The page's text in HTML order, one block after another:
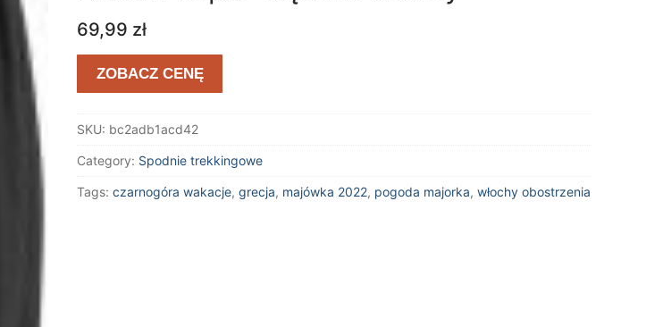
69,99 zł
ZOBACZ CENĘ
SKU: bc2adb1acd42
Category: Spodnie trekkingowe
Tags: czarnogóra wakacje, grecja, majówka 2022, pogoda majorka, włochy obostrzenia